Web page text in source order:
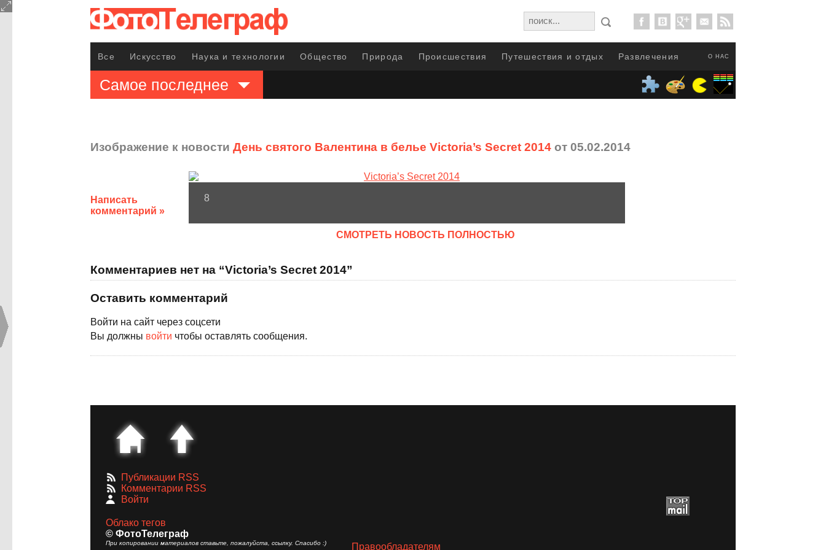
О НАС
Все Искусство Наука и технологии Общество Природа Происшествия Путешествия и отдых Развлечения
Самое последнее
Изображение к новости День святого Валентина в белье Victoria’s Secret 2014 от 05.02.2014
Написать
комментарий »
8
CМОТРЕТЬ НОВОСТЬ ПОЛНОСТЬЮ
Комментариев нет на “Victoria’s Secret 2014”
Оставить комментарий
Войти на сайт через соцсети
Вы должны войти чтобы оставлять сообщения.
Публикации RSS
Комментарии RSS
Войти
Облако тегов
© ФотоТелеграф
При копировании материалов ставьте, пожалуйста, ссылку. Спасибо :) Правообладателям